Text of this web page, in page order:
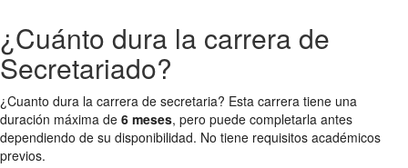
¿Cuánto dura la carrera de
Secretariado?
¿Cuanto dura la carrera de secretaria? Esta carrera tiene una
duración máxima de 6 meses, pero puede completarla antes
dependiendo de su disponibilidad. No tiene requisitos académicos
previos.